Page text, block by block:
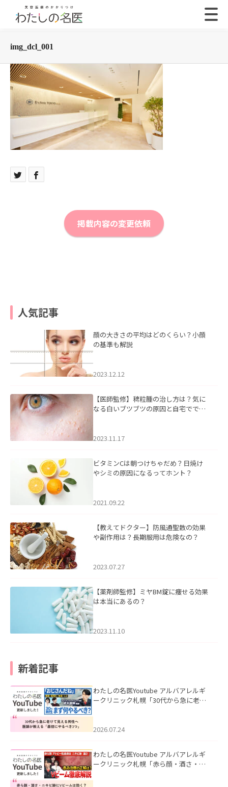
img_dcl_001
掲載内容の変更依頼
人気記事
顔の大きさの平均はどのくらい？小顔
の基準も解説
2023.12.12
【医師監修】稗粒腫の治し方は？気に
なる白いブツブツの原因と自宅ででき
2023.11.17
ビタミンCは朝つけちゃだめ？日焼け
やシミの原因になるってホント？
2021.09.22
【教えてドクター】防風通聖散の効果
や副作用は？長期服用は危険なの？
2023.07.27
【薬剤師監修】ミヤBM錠に痩せる効果
は本当にあるの？
2023.11.10
新着記事
わたしの名医Youtube アルバアレルギ
ークリニック札幌「30代から急に老け
た。
2026.07.24
わたしの名医Youtube アルバアレルギ
ークリニック札幌「赤ら顔・酒さ・ニ